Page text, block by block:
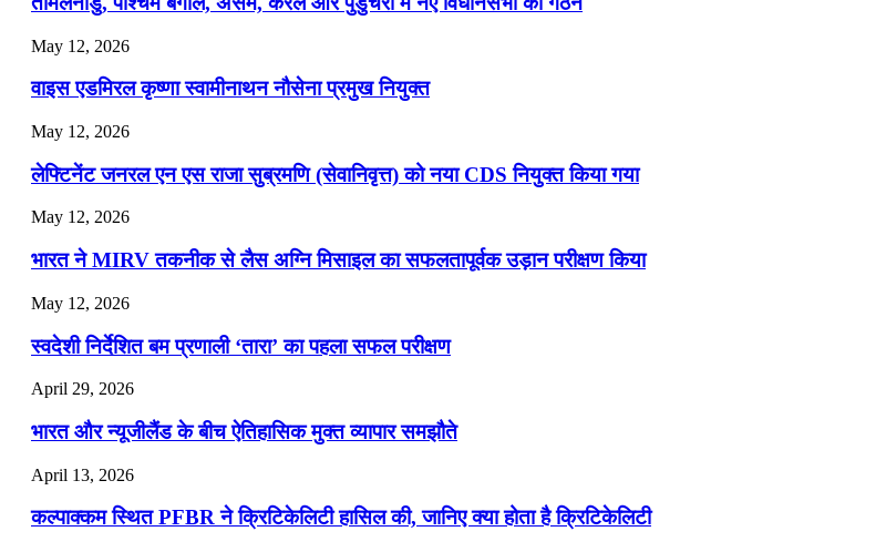
July 16, 2026
📝 डेली करेंट अफेयर्स: 13-15 जुलाई 2026
May 12, 2026
वाइस एडमिरल कृष्णा स्वामीनाथन नौसेना प्रमुख नियुक्त
May 12, 2026
लेफ्टिनेंट जनरल एन एस राजा सुब्रमणि (सेवानिवृत्त) को नया CDS नियुक्त किया गया
May 12, 2026
भारत ने MIRV तकनीक से लैस अग्नि मिसाइल का सफलतापूर्वक उड़ान परीक्षण किया
May 12, 2026
स्वदेशी निर्देशित बम प्रणाली ‘तारा’ का पहला सफल परीक्षण
April 29, 2026
भारत और न्यूजीलैंड के बीच ऐतिहासिक मुक्त व्यापार समझौते
April 13, 2026
कल्पाक्कम स्थित PFBR ने क्रिटिकेलिटी हासिल की, जानिए क्या होता है क्रिटिकेलिटी